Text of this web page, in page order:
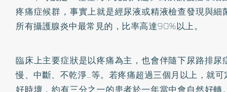
疼痛症候群，事實上就是經尿液或精液檢查發現與細
所有攝護腺炎中最常見的，比率高達90%以上。
臨床上主要症狀是以疼痛為主，也會伴隨下尿路排尿
慢、中斷、不乾淨…等。若疼痛超過三個月以上，就
好時壞，約有三分之一的患者於一年當中會自然好轉